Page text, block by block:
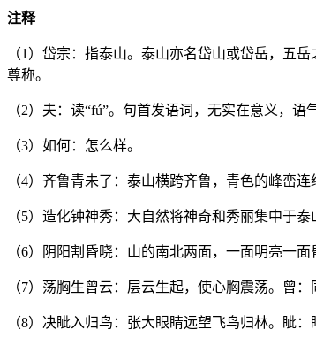
注释
（1） 岱宗：指泰山。泰山亦名岱山或岱岳，五
尊称。
（2） 夫：读“fú”。句首发语词，无实在意义，语
（3） 如何：怎么样。
（4） 齐鲁青未了：泰山横跨齐鲁，青色的峰峦
（5） 造化钟神秀：大自然将神奇和秀丽集中于
（6） 阴阳割昏晓：山的南北两面，一面明亮一
（7） 荡胸生曾云：层云生起，使心胸震荡。曾：
（8） 决眦入归鸟：张大眼睛远望飞鸟归林。眦：